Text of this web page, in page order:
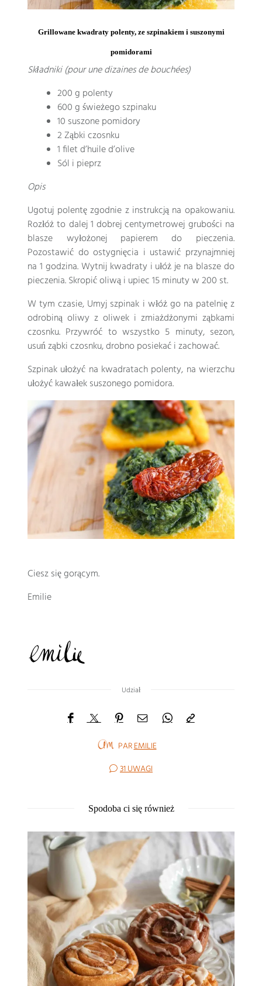
Grillowane kwadraty polenty, ze szpinakiem i suszonymi
pomidorami
Składniki (pour une dizaines de bouchées)
200 g polenty
600 g świeżego szpinaku
10 suszone pomidory
2 Ząbki czosnku
1 filet d’huile d’olive
Sól i pieprz
Opis
Ugotuj polentę zgodnie z instrukcją na opakowaniu.
Rozłóż to dalej 1 dobrej centymetrowej grubości na
blasze wyłożonej papierem do pieczenia.
Pozostawić do ostygnięcia i ustawić przynajmniej
na 1 godzina. Wytnij kwadraty i ułóż je na blasze do
pieczenia. Skropić oliwą i upiec 15 minuty w 200 st.
W tym czasie, Umyj szpinak i włóż go na patelnię z
odrobiną oliwy z oliwek i zmiażdżonymi ząbkami
czosnku. Przywróć to wszystko 5 minuty, sezon,
usuń ząbki czosnku, drobno posiekać i zachować.
Szpinak ułożyć na kwadratach polenty, na wierzchu
ułożyć kawałek suszonego pomidora.
Ciesz się gorącym.
Emilie
Udział
PAREMILIE
31 UWAGI
Spodoba ci się również